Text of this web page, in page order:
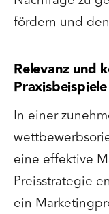
fördern und
Relevanz und
Praxisbeispiele
In einer
eine effektive
Preisstrategie
ein